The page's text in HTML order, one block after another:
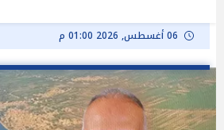
06 أغسطس, 2026 01:00 م